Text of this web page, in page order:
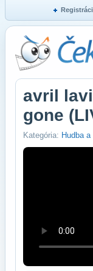
avril
gone
Kategória: Hudba a